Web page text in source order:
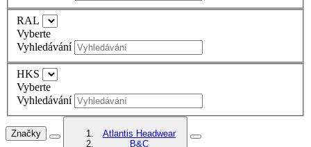
RAL
Vyberte
Vyhledávání
HKS
Vyberte
Vyhledávání
Značky
Atlantis Headwear
B&C